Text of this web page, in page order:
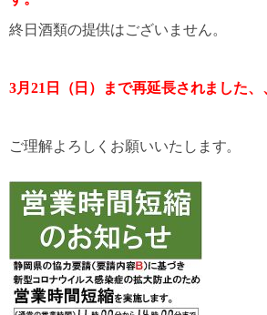
終日酒類の提供はございません。
3月21日（日）まで再延長されました、
ご理解よろしくお願いいたします。